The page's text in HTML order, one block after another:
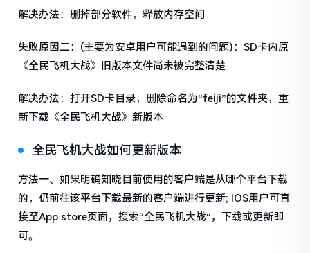
解决办法：删掉部分软件，释放内存空间
失败原因二：(主要为安卓用户可能遇到的问题)：SD卡内原
《全民飞机大战》旧版本文件尚未被完整清楚
解决办法：打开SD卡目录，删除命名为“feiji”的文件夹，重
新下载《全民飞机大战》新版本
全民飞机大战如何更新版本
方法一、如果明确知晓目前使用的客户端是从哪个平台下载
的，仍前往该平台下载最新的客户端进行更新; IOS用户可直
接至App store页面，搜索“全民飞机大战“，下载或更新即
可。